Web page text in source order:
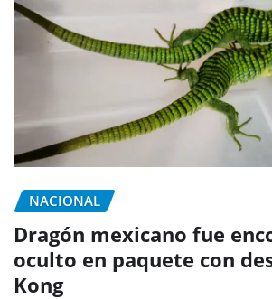
NACIONAL
Dragón mexicano fue
oculto en paquete con
Kong